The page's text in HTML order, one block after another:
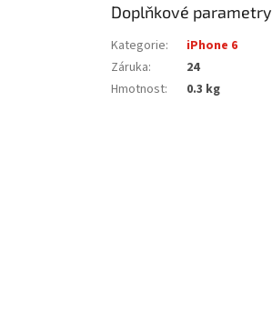
Doplňkové parametry
Kategorie:
iPhone 6
Záruka:
24
Hmotnost: 0.3 kg